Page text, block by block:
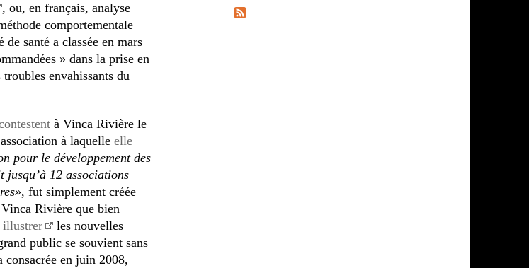
, ou, en français, analyse
comportementale
santé a classée en mars
» dans la prise en
troubles envahissants du
à Vinca Rivière le
à laquelle elle
pour le développement des
jusqu’à 12 associations
, fut simplement créée
Rivière que bien
illustrer
les nouvelles
public se souvient sans
consacrée en juin 2008,